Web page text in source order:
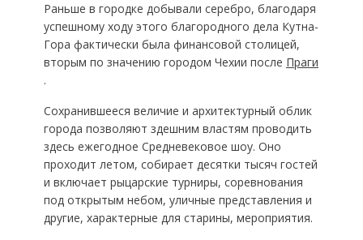
Раньше в городке добывали серебро, благодаря
успешному ходу этого благородного дела Кутна-
Гора фактически была финансовой столицей,
вторым по значению городом Чехии после Праги
.
Сохранившееся величие и архитектурный облик
города позволяют здешним властям проводить
здесь ежегодное Средневековое шоу. Оно
проходит летом, собирает десятки тысяч гостей
и включает рыцарские турниры, соревнования
под открытым небом, уличные представления и
другие, характерные для старины, мероприятия.